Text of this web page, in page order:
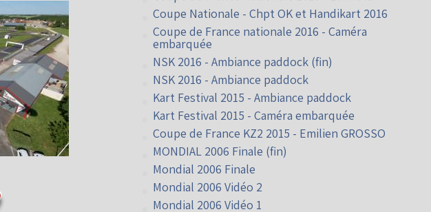
Coupe Nationale - Chpt OK et Handikart 2016
Coupe de France nationale 2016 - Caméra
embarquée
NSK 2016 - Ambiance paddock (fin)
NSK 2016 - Ambiance paddock
Kart Festival 2015 - Ambiance paddock
Kart Festival 2015 - Caméra embarquée
Coupe de France KZ2 2015 - Emilien GROSSO
MONDIAL 2006 Finale (fin)
Mondial 2006 Finale
Mondial 2006 Vidéo 2
Mondial 2006 Vidéo 1